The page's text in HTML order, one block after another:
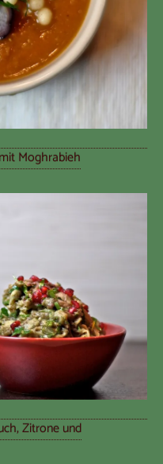
Moghrabieh
Zitrone und